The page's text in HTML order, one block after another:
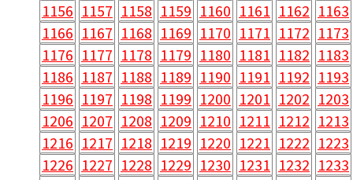
1156 1157 1158 1159 1160 1161 1162 1163
1166 1167 1168 1169 1170 1171 1172 1173
1176 1177 1178 1179 1180 1181 1182 1183
1186 1187 1188 1189 1190 1191 1192 1193
1196 1197 1198 1199 1200 1201 1202 1203
1206 1207 1208 1209 1210 1211 1212 1213
1216 1217 1218 1219 1220 1221 1222 1223
1226 1227 1228 1229 1230 1231 1232 1233